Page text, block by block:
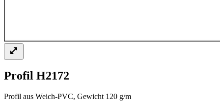
Profil H2172
Profil aus Weich-PVC, Gewicht 120 g/m